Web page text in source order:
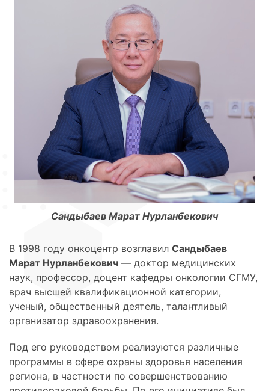
Сандыбаев Марат Нурланбекович
В 1998 году онкоцентр возглавил Сандыбаев
Марат Нурланбекович — доктор медицинских
наук, профессор, доцент кафедры онкологии СГМУ,
врач высшей квалификационной категории,
ученый, общественный деятель, талантливый
организатор здравоохранения.
Под его руководством реализуются различные
программы в сфере охраны здоровья населения
региона, в частности по совершенствованию